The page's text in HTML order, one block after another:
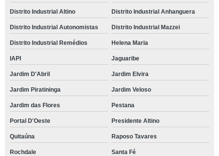
Distrito Industrial Altino Distrito Industrial Anhanguera
Distrito Industrial Autonomistas Distrito Industrial Mazzei
Distrito Industrial Remédios Helena Maria
IAPI Jaguaribe
Jardim D'Abril Jardim Elvira
Jardim Piratininga Jardim Veloso
Jardim das Flores Pestana
Portal D'Oeste Presidente Altino
Quitaúna Raposo Tavares
Rochdale Santa Fé